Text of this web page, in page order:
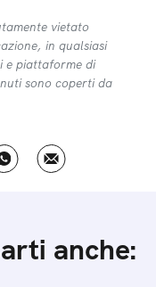
vietato
in qualsiasi
e piattaforme di
sono coperti da
anche: